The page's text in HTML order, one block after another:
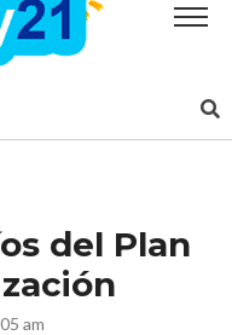
del Plan
am